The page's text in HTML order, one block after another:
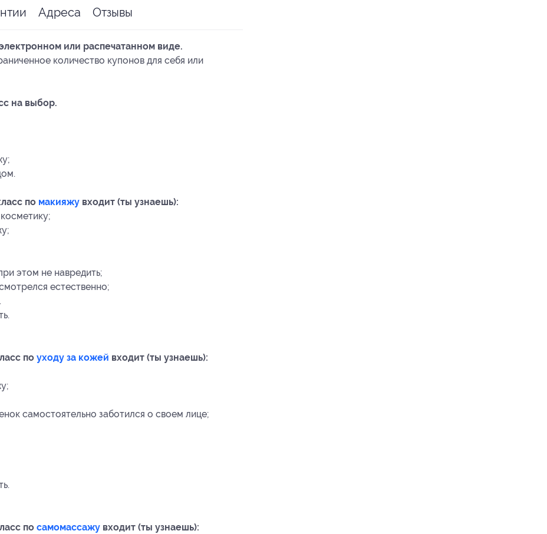
Адреса Отзывы
или распечатанном виде.
количество купонов для себя или
на выбор.
по макияжу входит (ты узнаешь):
этом не навредить;
естественно;
по уходу за кожей входит (ты узнаешь):
самостоятельно заботился о своем лице;
по самомассажу входит (ты узнаешь):